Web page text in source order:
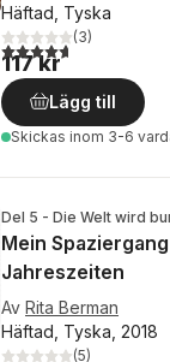
Häftad, Tyska
4,7utav 5 stjärnor.
(3)
117 kr
Lägg till
Skickas inom 3-6
Del 5 - Die Welt wird
Mein
Jahreszeiten
Av Rita Berman
Häftad, Tyska, 2018
(5)